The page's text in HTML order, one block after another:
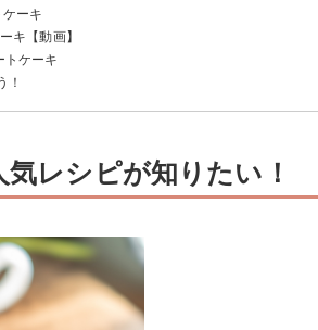
ーキ
キ【動画】
トケーキ
！
レシピが知りたい！